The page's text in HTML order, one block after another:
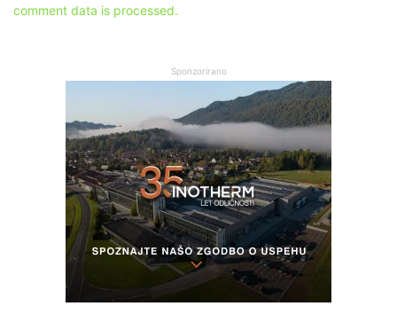
comment data is processed.
Sponzorirano